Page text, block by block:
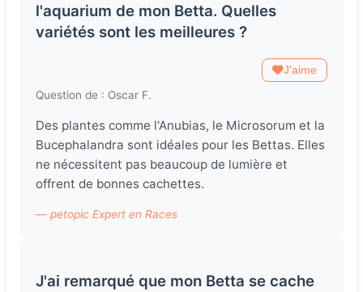
l'aquarium de mon Betta. Quelles
variétés sont les meilleures ?
J'aime
Question de : Oscar F.
Des plantes comme l'Anubias, le Microsorum et la
Bucephalandra sont idéales pour les Bettas. Elles
ne nécessitent pas beaucoup de lumière et
offrent de bonnes cachettes.
— petopic Expert en Races
J'ai remarqué que mon Betta se cache